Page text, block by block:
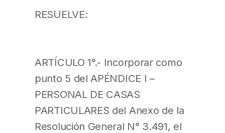
RESUELVE:
ARTÍCULO 1°.- Incorporar como
punto 5 del APÉNDICE I –
PERSONAL DE CASAS
PARTICULARES del Anexo de la
Resolución General N° 3.491, el